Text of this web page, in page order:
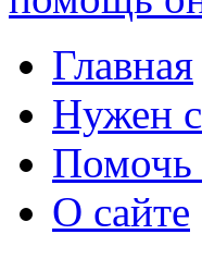
Главная
Нужен
Помочь
О сайте